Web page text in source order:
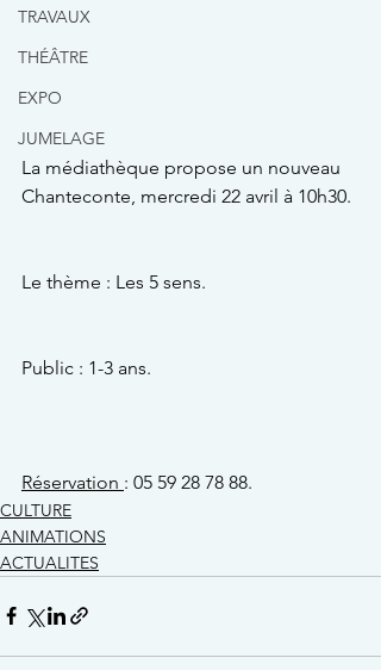
TRAVAUX
THÉÂTRE
EXPO
JUMELAGE
La médiathèque propose un nouveau
Chanteconte, mercredi 22 avril à 10h30.
Le thème : Les 5 sens.
Public : 1-3 ans.
Réservation : 05 59 28 78 88.
CULTURE
ANIMATIONS
ACTUALITES